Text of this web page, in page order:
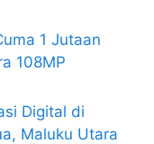
1 Jutaan
108MP
Digital di
Maluku Utara